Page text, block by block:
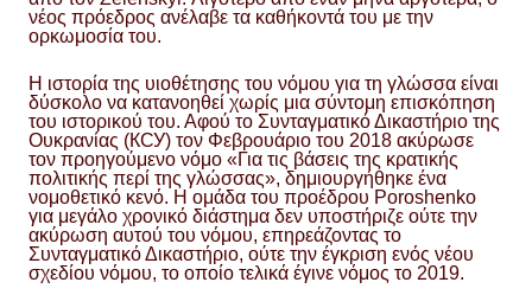
νέος πρόεδρος ανέλαβε τα καθήκοντά του με την
ορκωμοσία του.
Η ιστορία της υιοθέτησης του νόμου για τη γλώσσα είναι
δύσκολο να κατανοηθεί χωρίς μια σύντομη επισκόπηση
του ιστορικού του. Αφού το Συνταγματικό Δικαστήριο της
Ουκρανίας (КСУ) τον Φεβρουάριο του 2018 ακύρωσε
τον προηγούμενο νόμο «Για τις βάσεις της κρατικής
πολιτικής περί της γλώσσας», δημιουργήθηκε ένα
νομοθετικό κενό. Η ομάδα του προέδρου Poroshenko
για μεγάλο χρονικό διάστημα δεν υποστήριζε ούτε την
ακύρωση αυτού του νόμου, επηρεάζοντας το
Συνταγματικό Δικαστήριο, ούτε την έγκριση ενός νέου
σχεδίου νόμου, το οποίο τελικά έγινε νόμος το 2019.